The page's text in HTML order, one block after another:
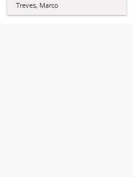
Treves, Marco